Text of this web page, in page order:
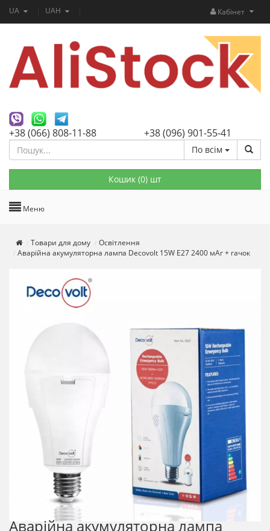
UA UAH Кабінет
+38 (066) 808-11-88 +38 (096) 901-55-41
По всім
Кошик (0) шт
Меню
Товари для дому
Освітлення
Аварійна акумуляторна лампа ​Decovolt 15W E27 2400 мАг + гачок
Аварійна акумуляторна лампа ​